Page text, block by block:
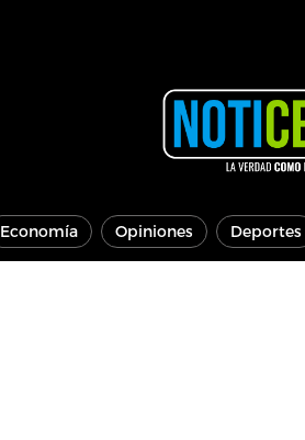
Economía Opiniones Deportes